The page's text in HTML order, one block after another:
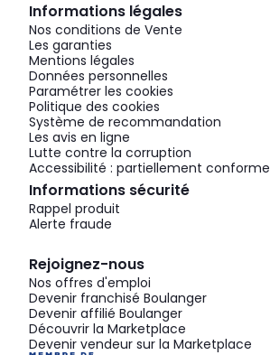
Informations légales
Nos conditions de Vente
Les garanties
Mentions légales
Données personnelles
Paramétrer les cookies
Politique des cookies
Système de recommandation
Les avis en ligne
Lutte contre la corruption
Accessibilité : partiellement conforme
Informations sécurité
Rappel produit
Alerte fraude
Rejoignez-nous
Nos offres d'emploi
Devenir franchisé Boulanger
Devenir affilié Boulanger
Découvrir la Marketplace
Devenir vendeur sur la Marketplace